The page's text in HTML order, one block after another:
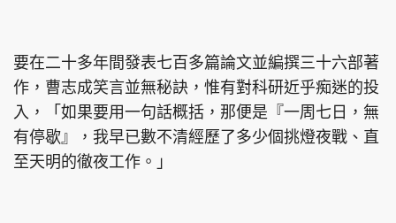
要在二十多年間發表七百多篇論文並編撰三十六部著
作，曹志成笑言並無秘訣，惟有對科研近乎痴迷的投
入，「如果要用一句話概括，那便是『一周七日，無
有停歇』，我早已數不清經歷了多少個挑燈夜戰、直
至天明的徹夜工作。」